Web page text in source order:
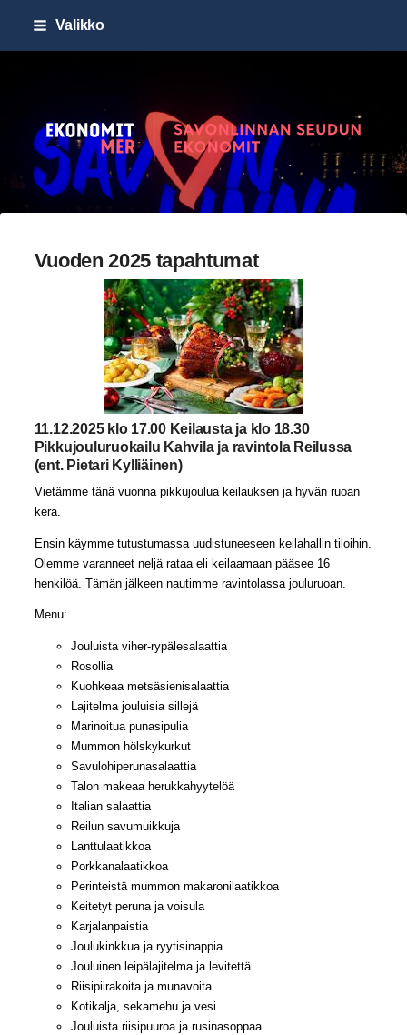
Siirry
Valikko
Savonlinnan seudun
Vuoden 2025 tapahtumat
11.12.2025 klo 17.00 Keilausta ja klo 18.30
Pikkujouluruokailu Kahvila ja ravintola Reilussa
(ent. Pietari Kylliäinen)
Vietämme tänä vuonna pikkujoulua keilauksen ja hyvän ruoan
kera.
Ensin käymme tutustumassa uudistuneeseen keilahallin tiloihin.
Olemme varanneet neljä rataa eli keilaamaan pääsee 16
henkilöä. Tämän jälkeen nautimme ravintolassa jouluruoan.
Menu:
Jouluista viher-rypälesalaattia
Rosollia
Kuohkeaa metsäsienisalaattia
Lajitelma jouluisia sillejä
Marinoitua punasipulia
Mummon hölskykurkut
Savulohiperunasalaattia
Talon makeaa herukkahyytelöä
Italian salaattia
Reilun savumuikkuja
Lanttulaatikkoa
Porkkanalaatikkoa
Perinteistä mummon makaronilaatikkoa
Keitetyt peruna ja voisula
Karjalanpaistia
Joulukinkkua ja ryytisinappia
Jouluinen leipälajitelma ja levitettä
Riisipiirakoita ja munavoita
Kotikalja, sekamehu ja vesi
Jouluista riisipuuroa ja rusinasoppaa